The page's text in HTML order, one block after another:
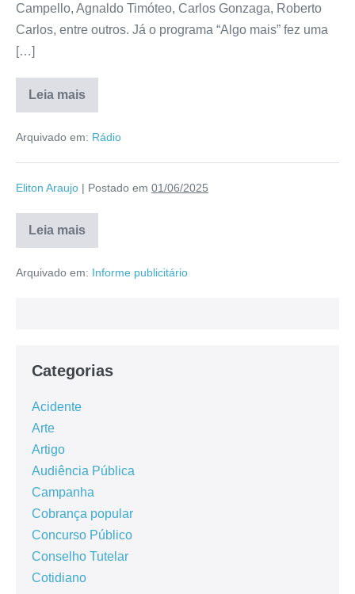
Campello, Agnaldo Timóteo, Carlos Gonzaga, Roberto
Carlos, entre outros. Já o programa “Algo mais” fez uma
[…]
Leia mais
Arquivado em: Rádio
Eliton Araujo | Postado em 01/06/2025
Leia mais
Arquivado em: Informe publicitário
Categorias
Acidente
Arte
Artigo
Audiência Pública
Campanha
Cobrança popular
Concurso Público
Conselho Tutelar
Cotidiano